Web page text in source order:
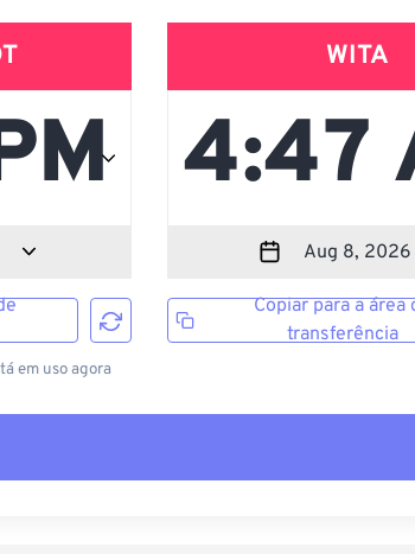
em uso agora
WITA
Copiar para a área
transferência